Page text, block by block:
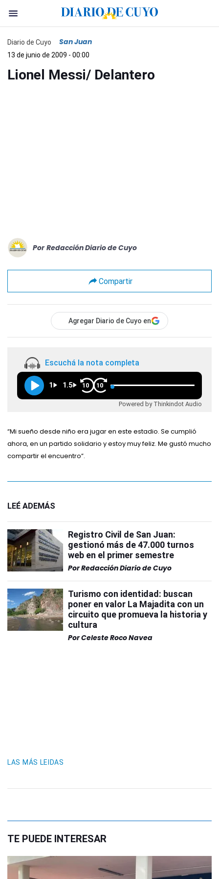
Diario de Cuyo San Juan
13 de junio de 2009 - 00:00
Lionel Messi/ Delantero
Por Redacción Diario de Cuyo
Compartir
Agregar Diario de Cuyo en
Escuchá la nota completa
1 1.5 10 10
Powered by Thinkindot Audio
“Mi sueño desde niño era jugar en este estadio. Se cumplió
ahora, en un partido solidario y estoy muy feliz. Me gustó mucho
compartir el encuentro”.
LEÉ ADEMÁS
Registro Civil de San Juan:
gestionó más de 47.000 turnos
web en el primer semestre
PorRedacción Diario de Cuyo
Turismo con identidad: buscan
poner en valor La Majadita con un
circuito que promueva la historia y
cultura
PorCeleste Roco Navea
LAS MÁS LEIDAS
TE PUEDE INTERESAR